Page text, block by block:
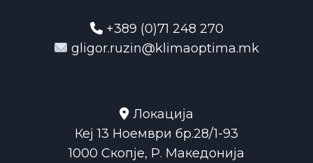
+389 (0)71 248 270
gligor.ruzin@klimaoptima.mk
Локација
Кеј 13 Ноември бр.28/1-93
1000 Скопје, Р. Македонија